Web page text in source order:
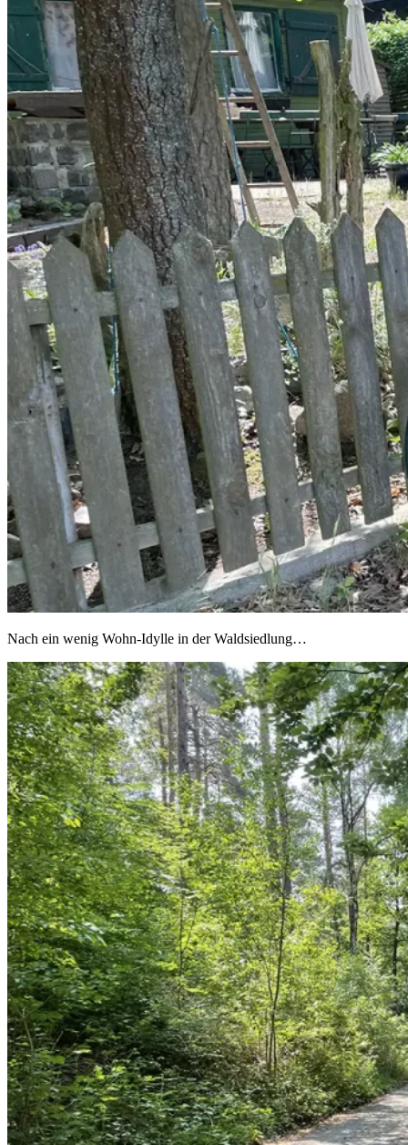
Nach ein wenig Wohn-Idylle in der Waldsiedlung…